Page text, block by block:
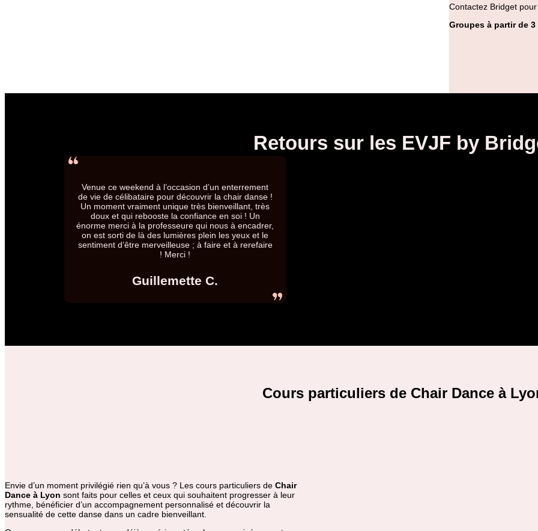
Contactez Bridget
Groupes à partir de
Retours sur les EVJF by
Venue ce weekend à l’occasion d’un enterrement
de vie de célibataire pour découvrir la chair danse !
Un moment vraiment unique très bienveillant, très
doux et qui rebooste la confiance en soi ! Un
énorme merci à la professeure qui nous à encadrer,
on est sorti de là des lumières plein les yeux et le
sentiment d’être merveilleuse ; à faire et à rerefaire
! Merci !
Guillemette C.
Cours particuliers de Chair Dance à
Envie d’un moment privilégié rien qu’à vous ? Les cours particuliers de Chair
Dance à Lyon sont faits pour celles et ceux qui souhaitent progresser à leur
rythme, bénéficier d’un accompagnement personnalisé et découvrir la
sensualité de cette danse dans un cadre bienveillant.